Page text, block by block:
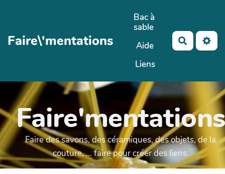
Faire\'mentations
Bac à
sable
Aide
Liens
Faire'mentations
Faire des savons, des céramiques, des objets, de la
couture, ... faire pour créer des liens.